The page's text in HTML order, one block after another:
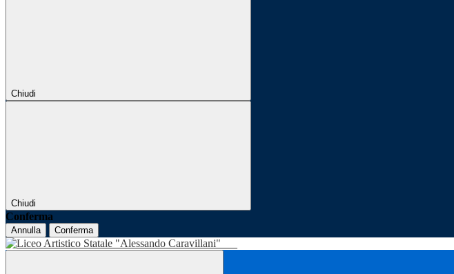
Chiudi
Chiudi
Conferma
Annulla Conferma